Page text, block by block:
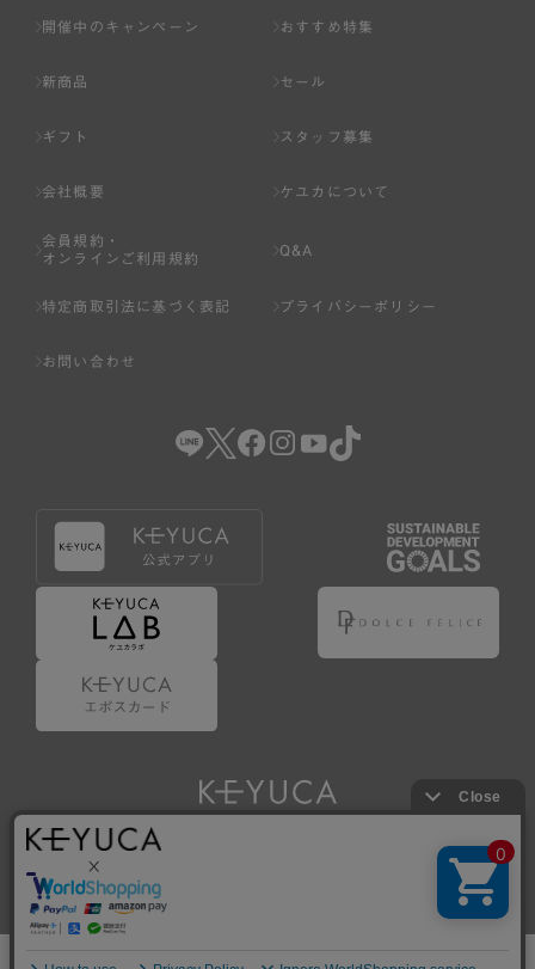
開催中のキャンペーン おすすめ特集
新商品 セール
ギフト スタッフ募集
会社概要 ケユカについて
会員規約・
オンラインご利用規約
Q&A
特定商取引法に基づく表記 プライバシーポリシー
お問い合わせ
Copyright © KAWAJUN Co., Ltd. All Rights Reserved.